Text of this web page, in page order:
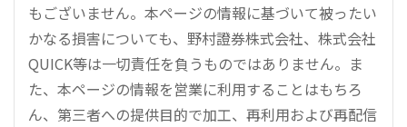
もございません。本ページの情報に基づいて被ったい
かなる損害についても、野村證券株式会社、株式会社
QUICK等は一切責任を負うものではありません。ま
た、本ページの情報を営業に利用することはもちろ
ん、第三者への提供目的で加工、再利用および再配信